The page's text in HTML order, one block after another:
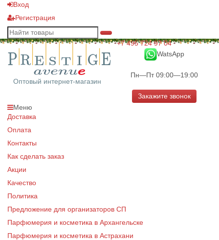
Вход
Регистрация
Оптовый интернет-магазин
+7 495 724 97 04
WatsApp
Пн—Пт 09:00—19:00
Закажите звонок
Меню
Доставка
Оплата
Контакты
Как сделать заказ
Акции
Качество
Политика
Предложение для организаторов СП
Парфюмерия и косметика в Архангельске
Парфюмерия и косметика в Астрахани